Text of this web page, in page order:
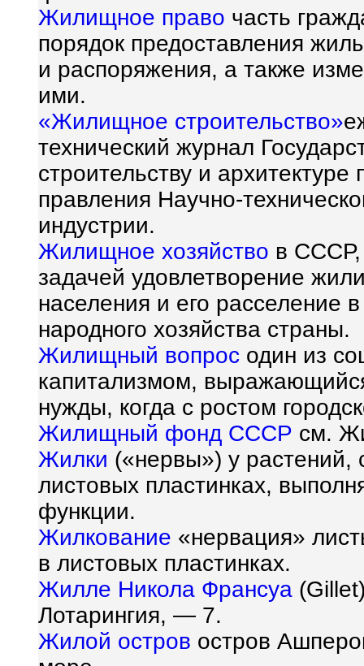
Жилищное право часть
порядок предоставления
и распоряжения, а также
ими.
«Жилищное строительство»
технический журнал
строительству и
правления Научно-
индустрии.
Жилищное хозяйство в СССР,
задачей удовлетворение
населения и его расселение
народного хозяйства страны.
Жилищный вопрос один из
капитализмом,
нужды, когда с ростом
Жилищный фонд СССР см.
Жилки («нервы») у растений,
листовых пластинках,
функции.
Жилкование «нервация»
в листовых пластинках.
Жилле Никола Франсуа
Лотарингия, — 7.
Жилой остров остров